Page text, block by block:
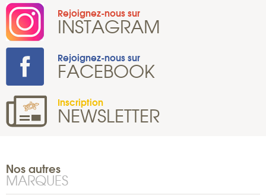
Rejoignez-nous sur
INSTAGRAM
Rejoignez-nous sur
FACEBOOK
Inscription
NEWSLETTER
Nos autres
MARQUES